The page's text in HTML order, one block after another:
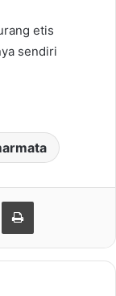
etis
sendiri